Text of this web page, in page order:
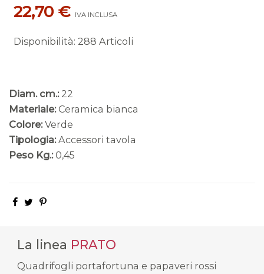
22,70 € IVA INCLUSA
Disponibilità: 288 Articoli
Diam. cm.: 22
Materiale: Ceramica bianca
Colore: Verde
Tipologia: Accessori tavola
Peso Kg.: 0,45
La linea PRATO
Quadrifogli portafortuna e papaveri rossi